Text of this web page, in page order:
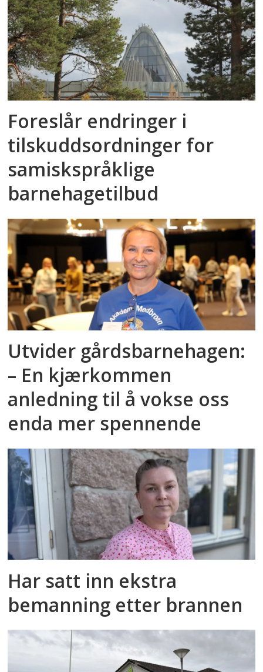
Foreslår endringer i
tilskuddsordninger for
samiskspråklige
barnehagetilbud
Utvider gårdsbarnehagen:
– En kjærkommen
anledning til å vokse oss
enda mer spennende
Har satt inn ekstra
bemanning etter brannen